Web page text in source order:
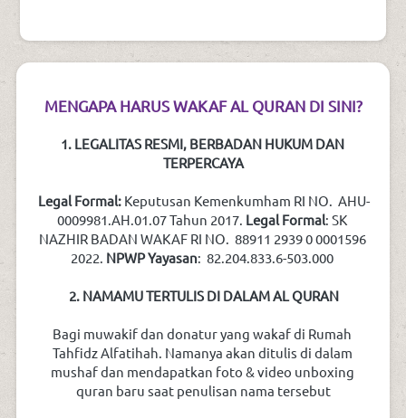
MENGAPA HARUS WAKAF AL QURAN DI SINI?
1. LEGALITAS RESMI, BERBADAN HUKUM DAN
TERPERCAYA
Legal Formal: Keputusan Kemenkumham RI NO.  AHU-
0009981.AH.01.07 Tahun 2017. Legal Formal: SK
NAZHIR BADAN WAKAF RI NO.  88911 2939 0 0001596
2022. NPWP Yayasan: 82.204.833.6-503.000
2. NAMAMU TERTULIS DI DALAM AL QURAN
Bagi muwakif dan donatur yang wakaf di Rumah
Tahfidz Alfatihah. Namanya akan ditulis di dalam
mushaf dan mendapatkan foto & video unboxing
quran baru saat penulisan nama tersebut